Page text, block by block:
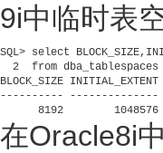
9i中临时表
SQL> select
2  from dba_tablespaces
BLOCK_SIZE INITIAL_EXTENT
----------
8192        1048576
在Oracle8i